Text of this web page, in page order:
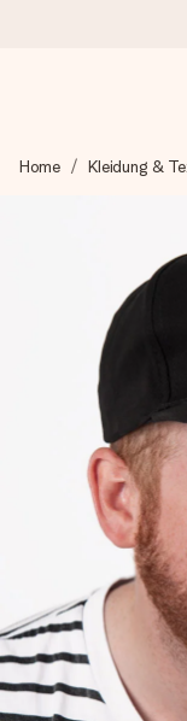
Wir bereiten dein
4,8
Unsere
4,8 bei Google
die wir versenden).
Mit Liebe
Erstelle etwas
ihrem Namen,
Herzen. Kein
Moment.
Home Kleidung &